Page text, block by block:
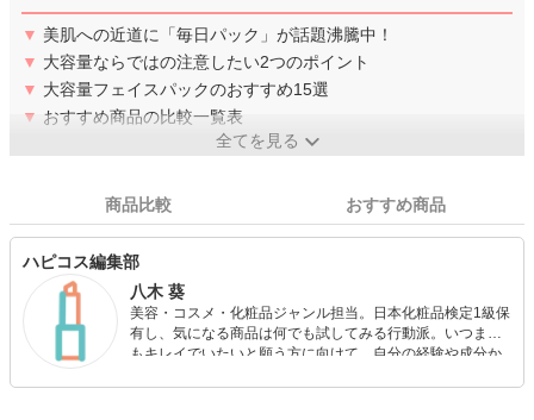
▼ 美肌への近道に「毎日パック」が話題沸騰中！
▼ 大容量ならではの注意したい2つのポイント
▼ 大容量フェイスパックのおすすめ15選
▼ おすすめ商品の比較一覧表
全てを見る
商品比較 おすすめ商品
ハピコス編集部
八木 葵
美容・コスメ・化粧品ジャンル担当。日本化粧品検定1級保
有し、気になる商品は何でも試してみる行動派。いつまで
もキレイでいたいと願う方に向けて、自分の経験や成分か